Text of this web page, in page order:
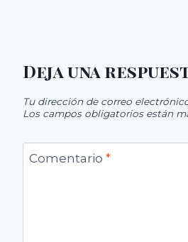
Deja una
Tu dirección de correo
Los campos obligatorios están
Comentario *